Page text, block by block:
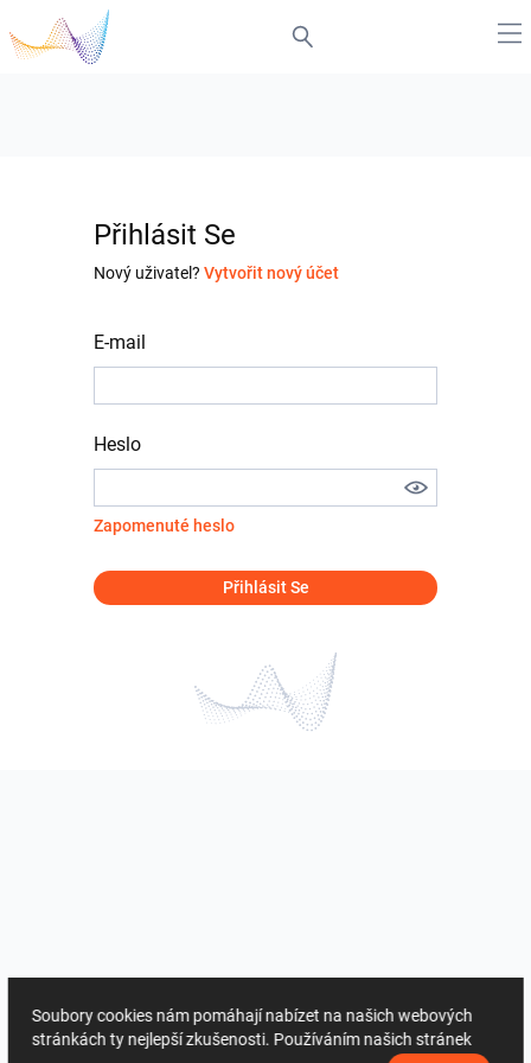
Přihlásit Se
Nový uživatel? Vytvořit nový účet
E-mail
Heslo
Zapomenuté heslo
Přihlásit Se
Soubory cookies nám pomáhají nabízet na našich webových
stránkách ty nejlepší zkušenosti. Používáním našich stránek